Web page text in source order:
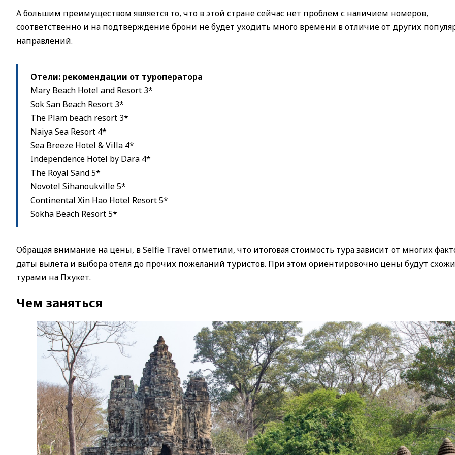
А большим преимуществом является то, что в этой стране сейчас нет проблем с наличием номеров,
соответственно и на подтверждение брони не будет уходить много времени в отличие от других
направлений.
Отели: рекомендации от туроператора
Mary Beach Hotel and Resort 3*
Sok San Beach Resort 3*
The Plam beach resort 3*
Naiya Sea Resort 4*
Sea Breeze Hotel & Villa 4*
Independence Hotel by Dara 4*
The Royal Sand 5*
Novotel Sihanoukville 5*
Continental Xin Hao Hotel Resort 5*
Sokha Beach Resort 5*
Обращая внимание на цены, в Selfie Travel отметили, что итоговая стоимость тура зависит от многих
даты вылета и выбора отеля до прочих пожеланий туристов. При этом ориентировочно цены будут
турами на Пхукет.
Чем заняться